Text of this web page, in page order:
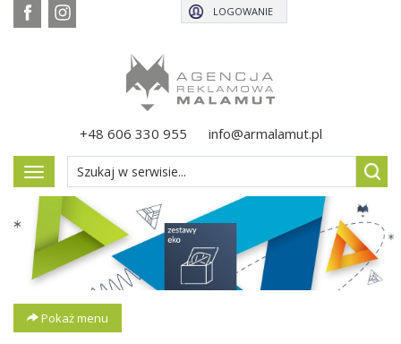
+48 606 330 955 info@armalamut.pl
LOGOWANIE
Pokaż
menu
Pokaż menu